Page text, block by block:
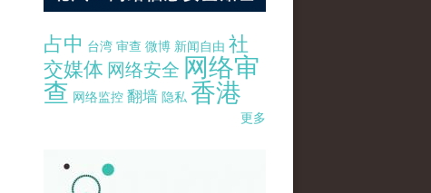
占中 台湾 审查 微博 新闻自由 社
交媒体 网络安全 网络审
查 网络监控 翻墙 隐私 香港
更多
pao-pao-banner-mirror-site-120814.jpg